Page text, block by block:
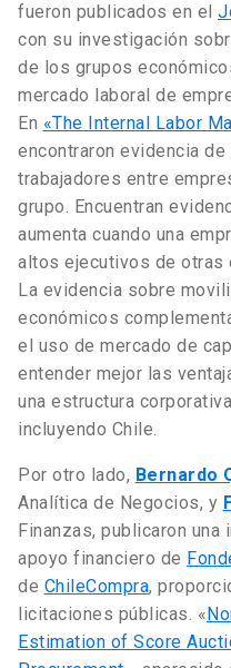
fueron publicados en el
con su investigación
de los grupos
mercado laboral de
En «The Internal Labor
encontraron evidencia
trabajadores entre
grupo. Encuentran
aumenta cuando una
altos ejecutivos de otras
La evidencia sobre
económicos
el uso de mercado de
entender mejor las
una estructura
incluyendo Chile.
Por otro lado, Bernardo
Analítica de Negocios, y
Finanzas, publicaron
apoyo financiero de
de ChileCompra,
licitaciones públicas. «
Estimation of Score